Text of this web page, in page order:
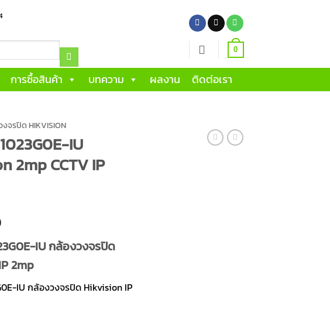
0
การซื้อสินค้า บทความ ผลงาน ติดต่อเรา
จรปิด HIKVISION
IU
2mp CCTV IP
IU กล้องวงจรปิด
2mp
IU กล้องวงจรปิด Hikvision IP